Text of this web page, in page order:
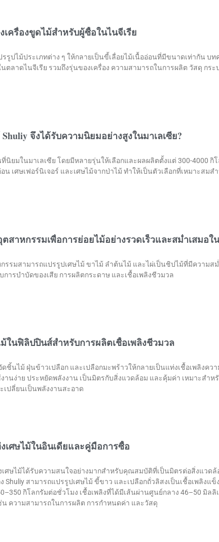
เครื่องขูดไม้สำหรับผู้ซื้อในไนจีเรีย
รรูปไม้ประเภทต่าง ๆ ให้กลายเป็นขี้เลื่อยไม้เนื้ออ่อนที่มีขนาดเท่ากัน บ
ตลาดไนจีเรีย รวมถึงรุ่นของเครื่อง ความสามารถในการผลิต วัสดุ กร
จึงได้รับความนิยมอย่างสูงในมาเลเซีย?
ที่นิยมในมาเลเซีย โดยมีหลายรุ่นให้เลือกและผลผลิตตั้งแต่ 300-4000
น เศษเฟอร์นิเจอร์ และเศษไม้จากป่าไม้ ทำให้เป็นตัวเลือกที่เหมาะสม
ตสาหกรรมเพื่อการย่อยไม้อย่างรวดเร็วและสม่ำเสมอใ
รรมสามารถแปรรูปเศษไม้ ขาไม้ ลำต้นไม้ และไผ่เป็นชิปไม้ที่มีความส
ารบำบัดของเสีย การผลิตกระดาษ และเชื้อเพลิงชีวมวล
ในฟิลิปปินส์สำหรับการผลิตเชื้อเพลิงชีวมวล
ดชิ้นไม้ ฝุ่นข้าวเปลือก และเปลือกมะพร้าวให้กลายเป็นแท่งเชื้อเพลิงค
นง่าย ประหยัดพลังงาน เป็นมิตรกับสิ่งแวดล้อม และคุ้มค่า เหมาะสำห
เปลี่ยนเป็นพลังงานสะอาด
เศษไม้ในอินเดียและคู่มือการซื้อ
เศษไม้ได้รับความสนใจอย่างมากสำหรับคุณสมบัติที่เป็นมิตรต่อสิ่งแวด
Shuliy สามารถแปรรูปเศษไม้ ขี้ขาว และเปลือกถั่วลิสงเป็นเชื้อเพลิงแ
กิโลกรัมต่อชั่วโมง เชื้อเพลิงที่ได้มีเส้นผ่านศูนย์กลาง 46–50 มิลลิ
น ความสามารถในการผลิต การกำหนดค่า และวัสดุ